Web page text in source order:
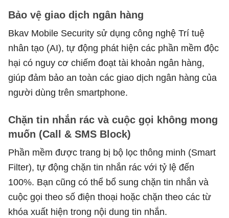
Bảo vệ giao dịch ngân hàng
Bkav Mobile Security sử dụng công nghệ Trí tuệ
nhân tạo (AI), tự động phát hiện các phần mềm độc
hại có nguy cơ chiếm đoạt tài khoản ngân hàng,
giúp đảm bảo an toàn các giao dịch ngân hàng của
người dùng trên smartphone.
Chặn tin nhắn rác và cuộc gọi không mong
muốn (Call & SMS Block)
Phần mềm được trang bị bộ lọc thông minh (Smart
Filter), tự động chặn tin nhắn rác với tỷ lệ đến
100%. Bạn cũng có thể bổ sung chặn tin nhắn và
cuộc gọi theo số điện thoại hoặc chặn theo các từ
khóa xuất hiện trong nội dung tin nhắn.